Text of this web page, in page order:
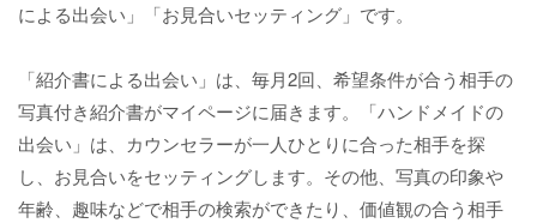
による出会い」「お見合いセッティング」です。
「紹介書による出会い」は、毎月2回、希望条件が合う相手の
写真付き紹介書がマイページに届きます。「ハンドメイドの
出会い」は、カウンセラーが一人ひとりに合った相手を探
し、お見合いをセッティングします。その他、写真の印象や
年齢、趣味などで相手の検索ができたり、価値観の合う相手